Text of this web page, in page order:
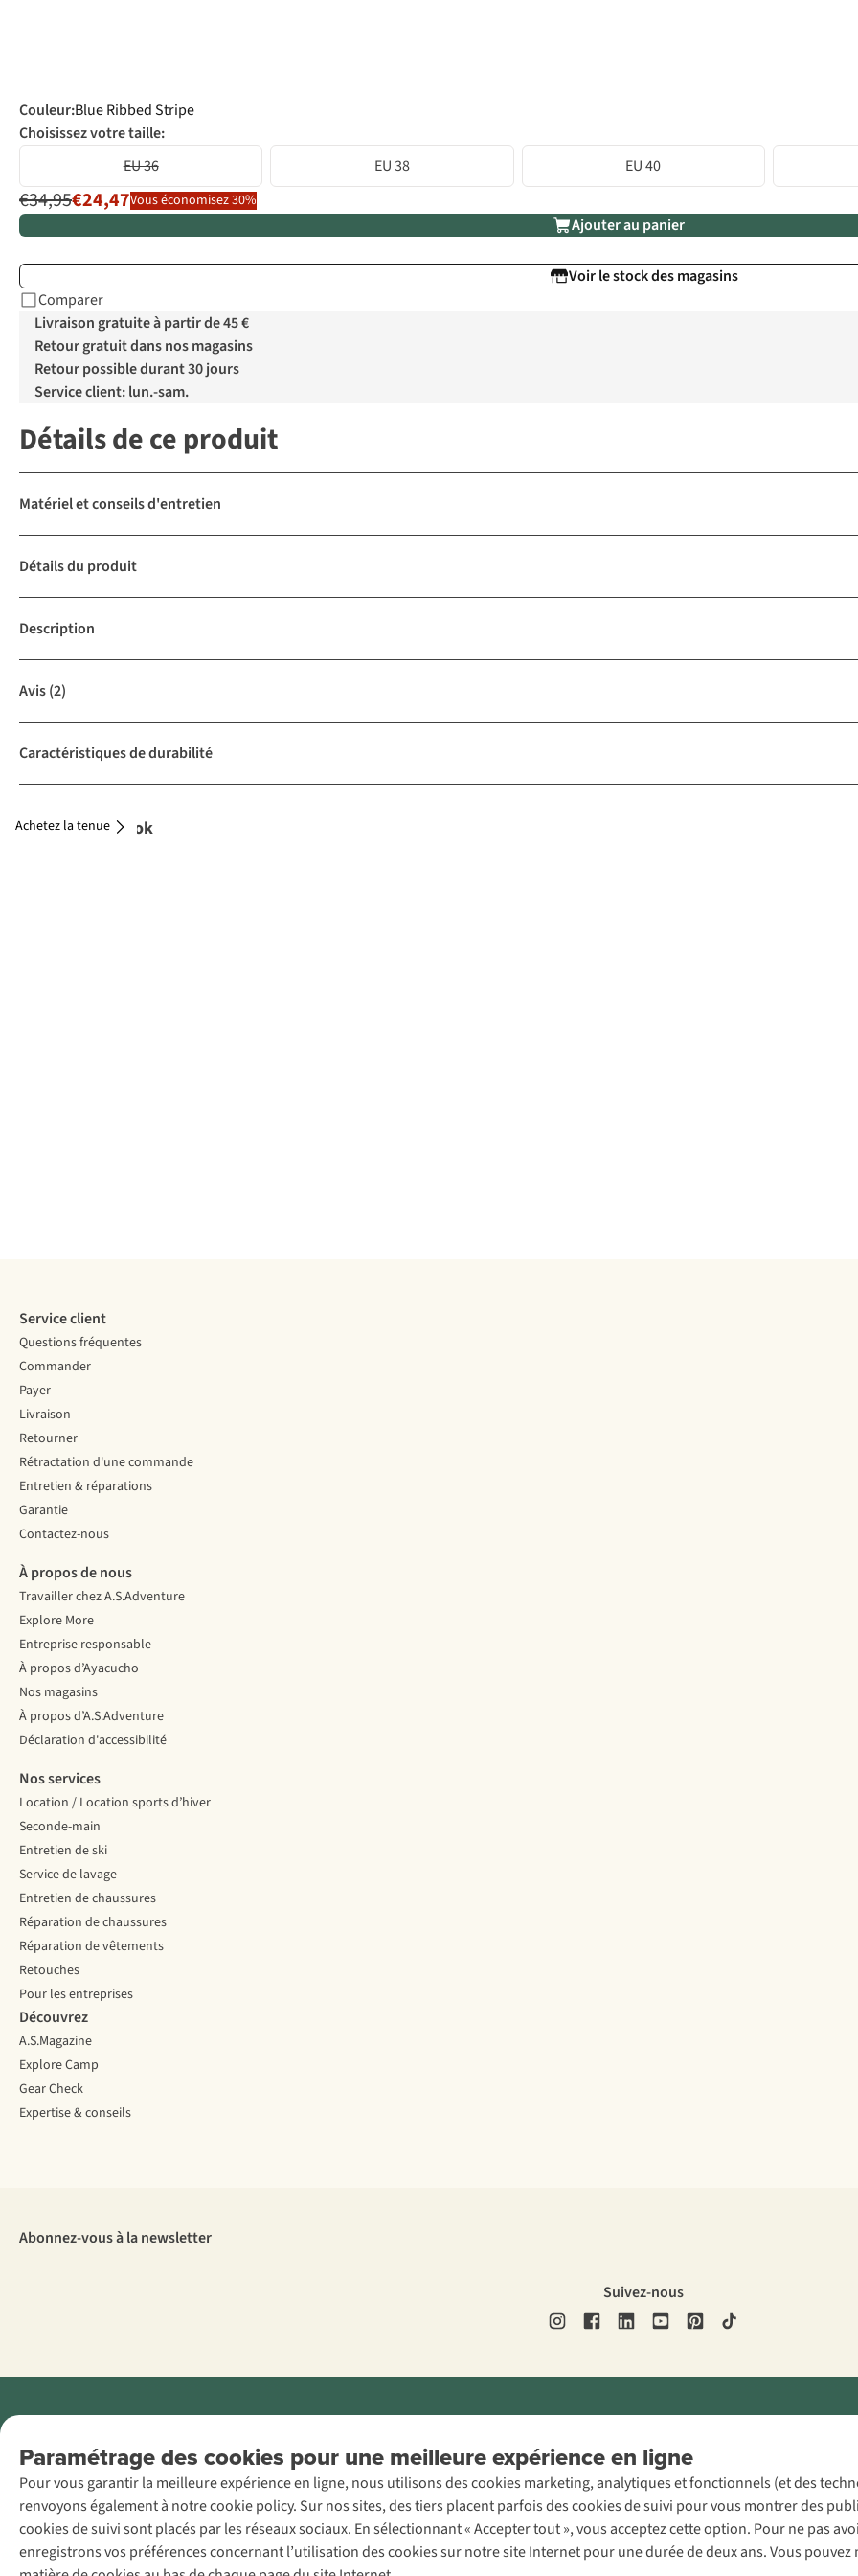
Couleur:Blue Ribbed Stripe
Choisissez votre taille:
EU 36
EU 38 EU 40
€34,95€24,47Vous économisez 30%
Ajouter au panier
Voir le stock des magasins
Comparer
Livraison gratuite à partir de 45 €
Retour gratuit dans nos magasins
Retour possible durant 30 jours
Service client: lun.-sam.
Détails de ce produit
Matériel et conseils d'entretien
Détails du produit
Description
Avis(2)
Caractéristiques de durabilité
Complétez le look
Achetez la tenue
Paramétrage des cookies pour une meilleure expérience en ligne
Pour vous garantir la meilleure expérience en ligne, nous utilisons des cookies marketing, analytiques et fonctionnels (et des
renvoyons également à notre cookie policy. Sur nos sites, des tiers placent parfois des cookies de suivi pour vous montrer des
cookies de suivi sont placés par les réseaux sociaux. En sélectionnant « Accepter tout », vous acceptez cette option. Pour ne pas
enregistrons vos préférences concernant l’utilisation des cookies sur notre site Internet pour une durée de deux ans. Vous
Service client
Questions fréquentes
Commander
Payer
Livraison
Retourner
Rétractation d'une commande
Entretien & réparations
Garantie
Contactez-nous
À propos de nous
Travailler chez A.S.Adventure
Explore More
Entreprise responsable
À propos d’Ayacucho
Nos magasins
À propos d’A.S.Adventure
Déclaration d'accessibilité
Nos services
Location / Location sports d’hiver
Seconde-main
Entretien de ski
Service de lavage
Entretien de chaussures
Réparation de chaussures
Réparation de vêtements
Retouches
Pour les entreprises
Découvrez
A.S.Magazine
Explore Camp
Gear Check
Expertise & conseils
Abonnez-vous à la newsletter
Suivez-nous
AS Adventure
France SAS,
Rue du Vieux
Faubourg 14, F-
59000 Lille